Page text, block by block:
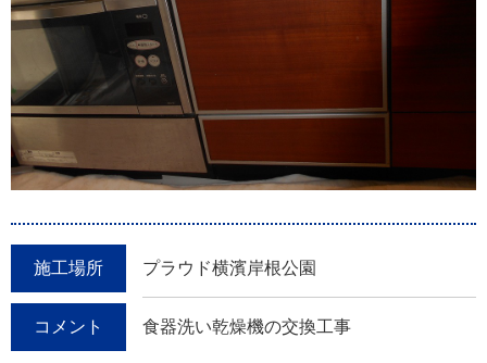
施工場所 プラウド横濱岸根公園
コメント 食器洗い乾燥機の交換工事